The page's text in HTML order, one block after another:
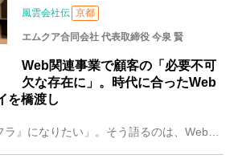
風雲会社伝 京都
エムクア合同会社 代表取締役 今泉 賢
Web関連事業で顧客の「必要不可
欠な存在に」。時代に合ったWeb
を橋渡し
「お客さまの『インフラ』になりたい」。そう語るのは、Webサイト制作、Web・SEOマーケティングを得意とするエムクア合同会社の代表・今泉 賢（いまいずみ けん